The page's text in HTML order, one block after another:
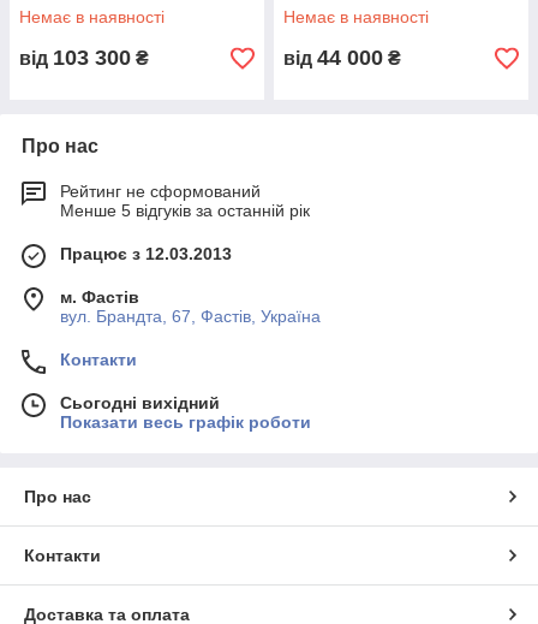
Немає в наявності
від 103 300 ₴
Немає в наявності
від 44 000 ₴
Про нас
Рейтинг не сформований
Менше 5 відгуків за останній рік
Працює з 12.03.2013
м. Фастів
вул. Брандта, 67, Фастів, Україна
Контакти
Сьогодні вихідний
Показати весь графік роботи
Про нас
Контакти
Доставка та оплата